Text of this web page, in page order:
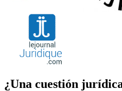
¿Una cuestión